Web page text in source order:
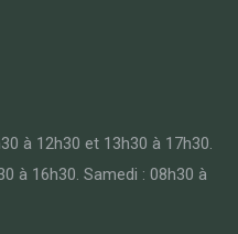
à 12h30 et 13h30 à 17h30.
à 16h30. Samedi : 08h30 à